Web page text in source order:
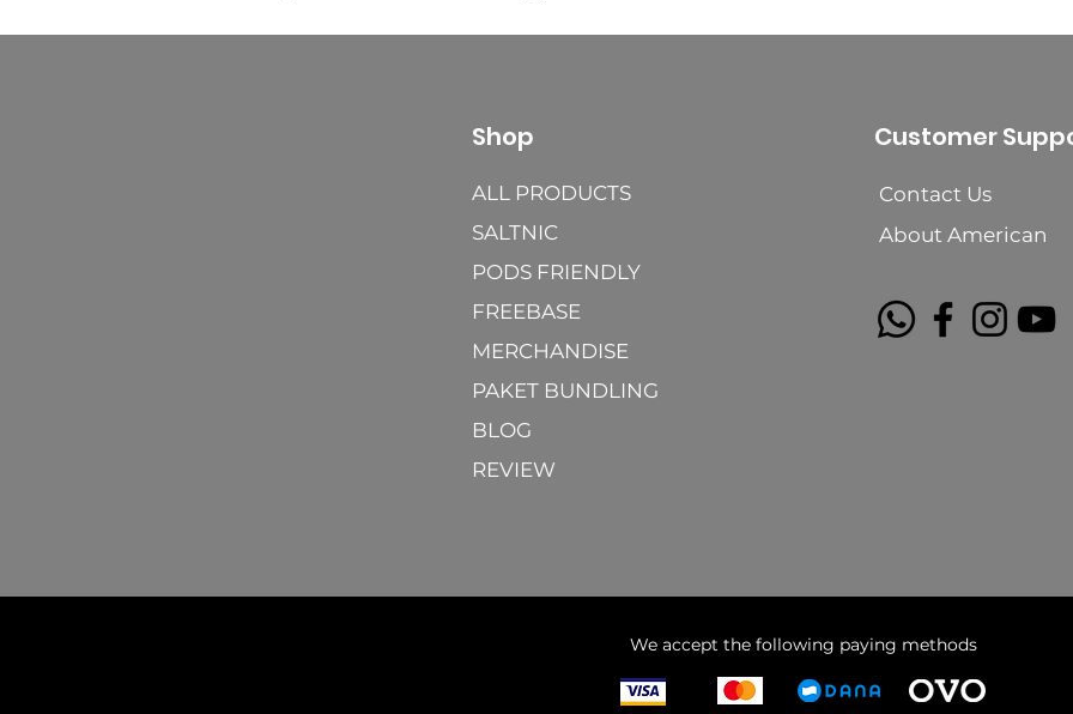
Shop
ALL PRODUCTS
SALTNIC
PODS FRIENDLY
FREEBASE
MERCHANDISE
PAKET BUNDLING
BLOG
REVIEW
Customer
Contact Us
About American
We accept the following paying methods